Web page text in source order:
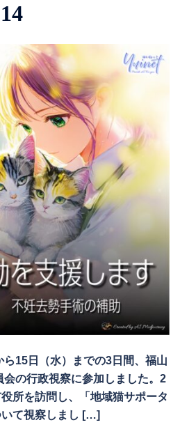
15日（水）までの3日間、福山
の行政視察に参加しました。2
所を訪問し、「地域猫サポータ
て視察しまし […]